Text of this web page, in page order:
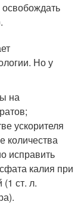
Но у
на
ускорителя
количества
исправить
калия при
ст. л.